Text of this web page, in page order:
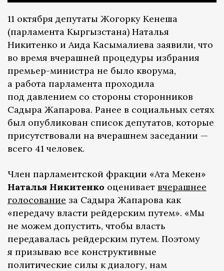
11 октября депутаты Жогорку Кенеша
(парламента Кыргызстана) Наталья
Никитенко и Аида Касымалиева заявили, что
во время вчерашней процедуры избрания
премьер-министра не было кворума,
а работа парламента проходила
под давлением со стороны сторонников
Садыра Жапарова. Ранее в социальных сетях
был опубликован список депутатов, которые
присутствовали на вчерашнем заседании —
всего 41 человек.
Член парламентской фракции «Ата Мекен»
Наталья Никитенко оценивает вчерашнее
голосование за Садыра Жапарова как
«передачу власти рейдерским путем». «Мы
не можем допустить, чтобы власть
передавалась рейдерским путем. Поэтому
я призываю все конструктивные
политические силы к диалогу, нам